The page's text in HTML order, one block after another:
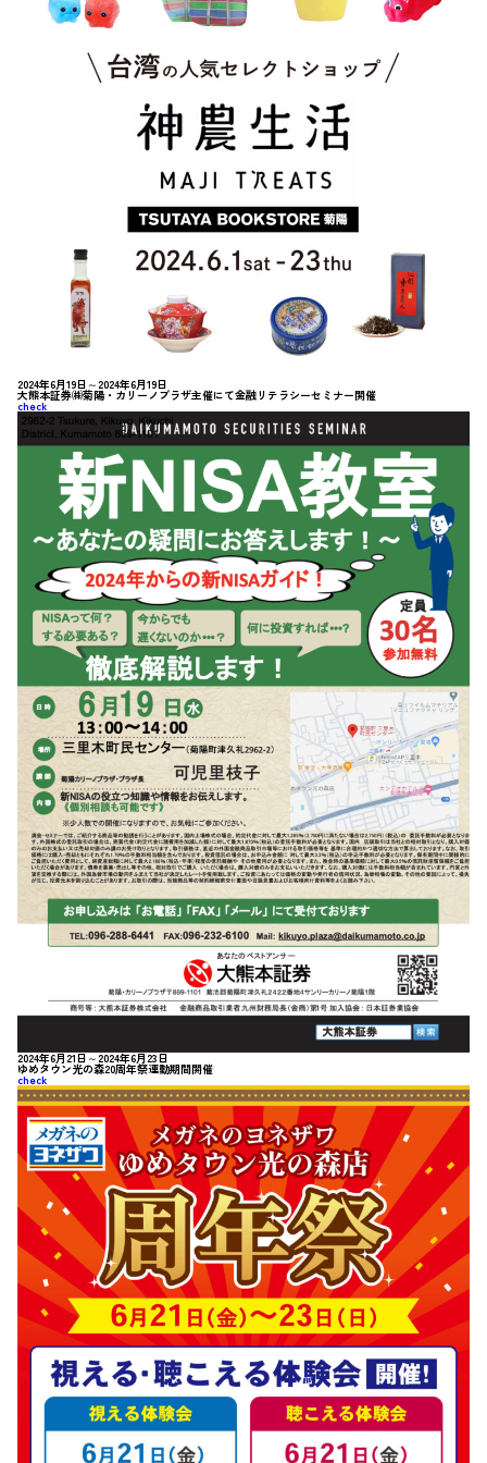
2024年6月19日～2024年6月19日
大熊本証券㈱菊陽・カリーノプラザ主催にて金融リテラシーセミナー開催
check
2024年6月21日～2024年6月23日
ゆめタウン光の森20周年祭連動期間開催
check